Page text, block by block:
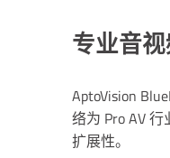
专业音
AptoVision
络为 Pro AV
扩展性。